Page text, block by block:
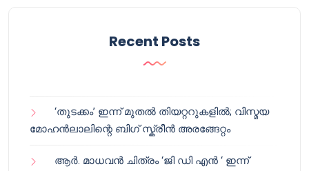
Recent Posts
‘തുടക്കം’ ഇന്ന് മുതൽ തിയറ്ററുകളിൽ; വിസ്മയ
മോഹൻലാലിന്റെ ബിഗ് സ്ക്രീൻ അരങ്ങേറ്റം
ആർ. മാധവൻ ചിത്രം ‘ജി ഡി എൻ ‘ ഇന്ന്